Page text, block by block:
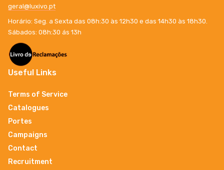
geral@luxivo.pt
Horário: Seg. a Sexta das 08h:30 às 12h30 e das 14h30 às 18h30.
Sábados: 08h:30 ás 13h
Useful Links
Terms of Service
Catalogues
Portes
Campaigns
Contact
Recruitment